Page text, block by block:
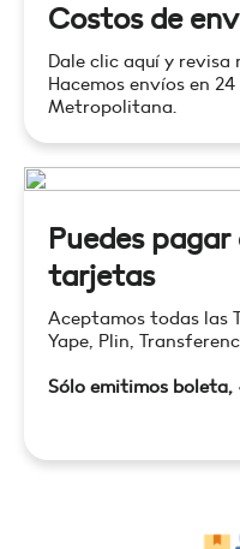
Costos de
Dale clic aquí y revisa
Hacemos envíos en
Metropolitana.
Puedes
tarjetas
Aceptamos todas las
Yape, Plin,
Sólo emitimos boleta,